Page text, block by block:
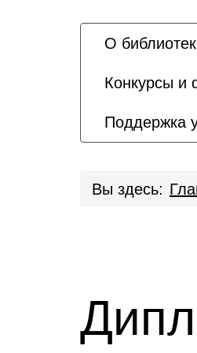
О
Конкурсы и
Поддержка
Вы здесь: